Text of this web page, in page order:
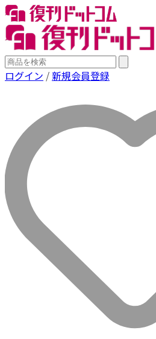
ログイン /新規会員登録